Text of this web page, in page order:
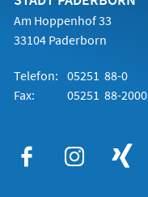
Am Hoppenhof 33
33104 Paderborn
Telefon: 05251 88-0
Fax:
05251 88-2000